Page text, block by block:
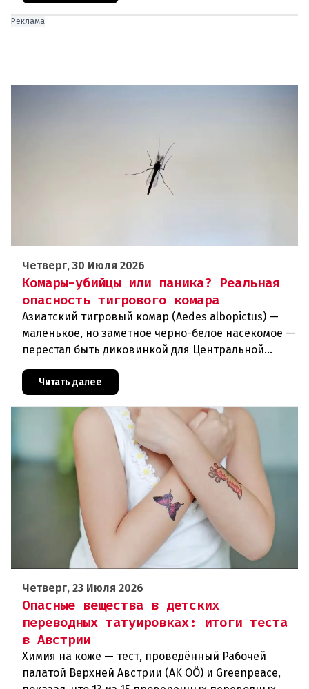
Реклама
Четверг, 30 Июля 2026
Комары-убийцы или паника? Реальная
опасность тигрового комара
Азиатский тигровый комар (Aedes albopictus) —
маленькое, но заметное черно-белое насекомое —
перестал быть диковинкой для Центральной
обосновался в регионе и теперь
Читать далее
Четверг, 23 Июля 2026
Опасные вещества в детских
переводных татуировках: итоги теста
в Австрии
Химия на коже — тест, проведённый Рабочей
палатой Верхней Австрии (AK OÖ) и Greenpeace,